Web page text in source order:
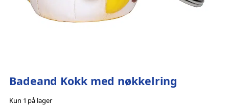
Badeand Kokk med nøkkelring
Kun 1 på lager